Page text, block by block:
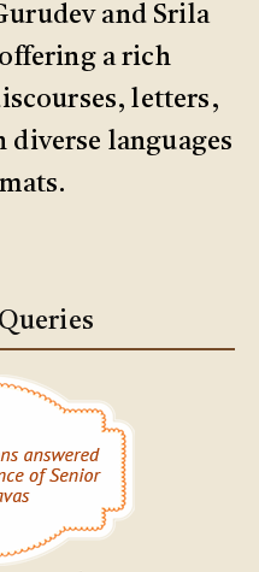
and Srila
a rich
letters,
diverse languages